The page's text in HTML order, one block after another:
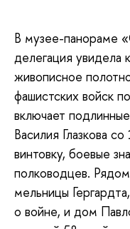
В музее-панораме
делегация увидела
живописное
фашистских войск
включает
Василия Глазкова
винтовку, боевые
полководцев.
мельницы
о войне, и дом